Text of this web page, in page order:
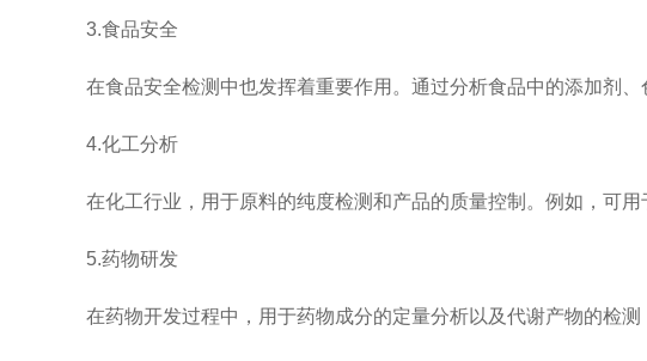
3.食品安全
在食品安全检测中也发挥着重要作用。通过分析食品中的添加剂、
4.化工分析
在化工行业，用于原料的纯度检测和产品的质量控制。例如，可用
5.药物研发
在药物开发过程中，用于药物成分的定量分析以及代谢产物的检测